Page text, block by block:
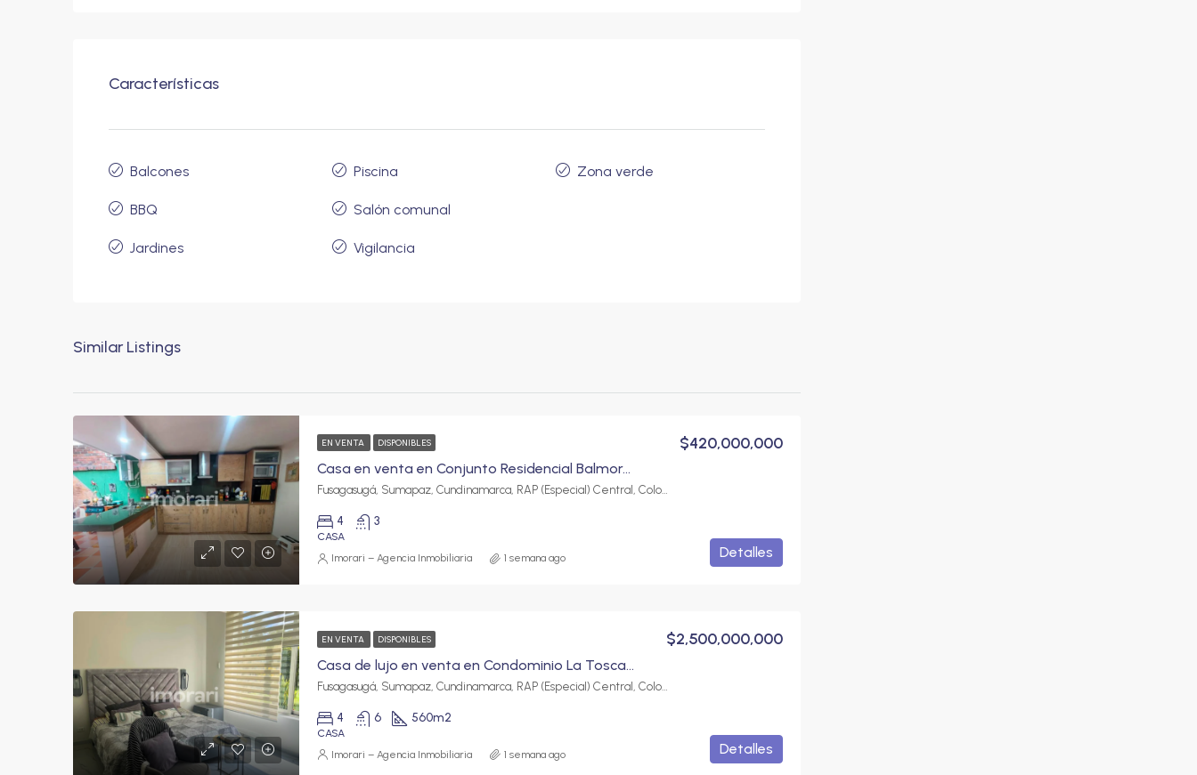
Características
Balcones
BBQ
Jardines
Piscina
Salón comunal
Vigilancia
Zona verde
Similar Listings
EN VENTA DISPONIBLES
Casa en venta en Conjunto Residencial Balmoral, Fusagasugá | 4 habitaciones y parqueadero
$420,000,000
Fusagasugá, Sumapaz, Cundinamarca, RAP (Especial) Central, Colombia
4 3
CASA
Detalles
Imorari – Agencia Inmobiliaria 1 semana ago
EN VENTA DISPONIBLES
Casa de lujo en venta en Condominio La Toscana | Exclusividad, confort y amplios espacios
$2,500,000,000
4 6 560m2
CASA
Detalles
Imorari – Agencia Inmobiliaria 1 semana ago